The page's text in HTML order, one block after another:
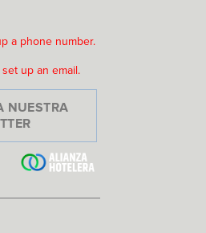
a phone number.
up an email.
NUESTRA